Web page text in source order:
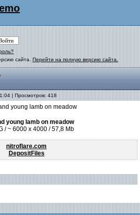
сайта. Перейти на полную версию сайта.
| Просмотров: 418
young lamb on meadow
/ ~ 6000 x 4000 / 57,8 Mb
nitroflare.com
DepositFiles